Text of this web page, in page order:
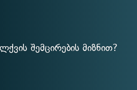
შემცირების მიზნით?